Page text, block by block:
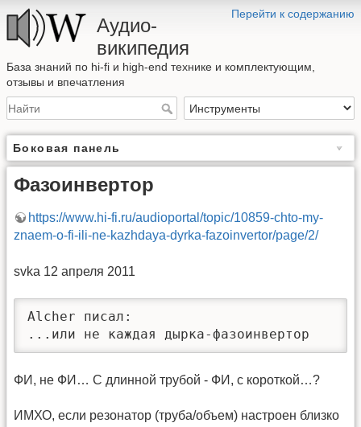
Перейти к содержанию
Аудио-
википедия
База знаний по hi-fi и high-end технике и комплектующим,
отзывы и впечатления
Боковая панель
Фазоинвертор
https://www.hi-fi.ru/audioportal/topic/10859-chto-my-
znaem-o-fi-ili-ne-kazhdaya-dyrka-fazoinvertor/page/2/
svka 12 апреля 2011
Alcher писал:
...или не каждая дырка-фазоинвертор
ФИ, не ФИ… С длинной трубой - ФИ, с короткой…?
ИМХО, если резонатор (труба/объем) настроен близко